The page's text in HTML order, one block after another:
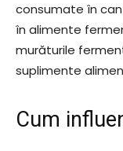
consumate în
în alimente
murăturile
suplimente
Cum